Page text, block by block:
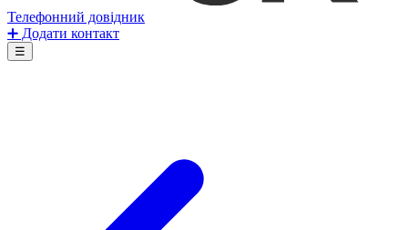
Телефонний довідник
➕ Додати контакт
☰